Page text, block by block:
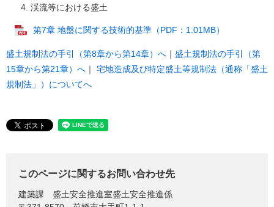
渓流等における盛土
第7章 地盤に関する技術的基準（PDF：1.01MB）
盛土規制法の手引（第8章から第14章）へ ｜ 盛土規制法の手引（第
15章から第21章）へ ​｜​ 宅地造成及び特定盛土等規制法（通称「盛土
規制法」）についてへ
このページに関するお問い合わせ先
建築課
盛土安全推進室盛土安全推進係